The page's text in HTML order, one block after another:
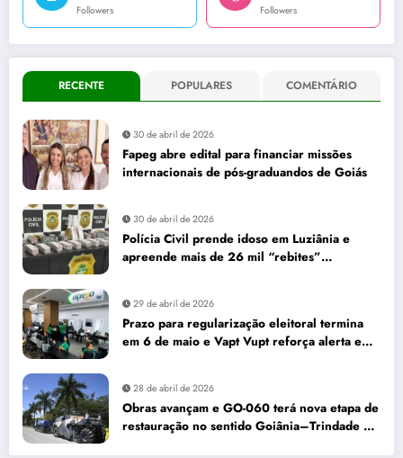
Followers Followers
RECENTE POPULARES COMENTÁRIO
30 de abril de 2026
Fapeg abre edital para financiar missões
internacionais de pós-graduandos de Goiás
30 de abril de 2026
Polícia Civil prende idoso em Luziânia e
apreende mais de 26 mil “rebites”
29 de abril de 2026
Prazo para regularização eleitoral termina
em 6 de maio e Vapt Vupt reforça alerta em
28 de abril de 2026
Obras avançam e GO-060 terá nova etapa de
restauração no sentido Goiânia–Trindade a